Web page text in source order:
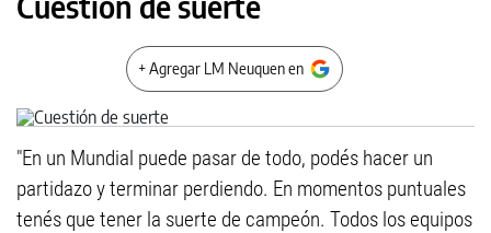
+ Agregar LM Neuquen en
"En un Mundial puede pasar de todo, podés hacer un
partidazo y terminar perdiendo. En momentos puntuales
tenés que tener la suerte de campeón. Todos los equipos